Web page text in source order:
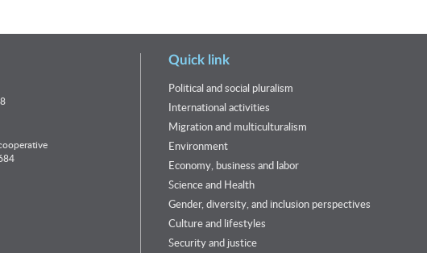
Quick link
Political and social pluralism
International activities
Migration and multiculturalism
Environment
Economy, business and labor
Science and Health
Gender, diversity, and inclusion perspectives
Culture and lifestyles
Security and justice